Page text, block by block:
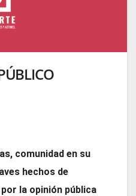
comunidad en su
hechos de
la opinión pública